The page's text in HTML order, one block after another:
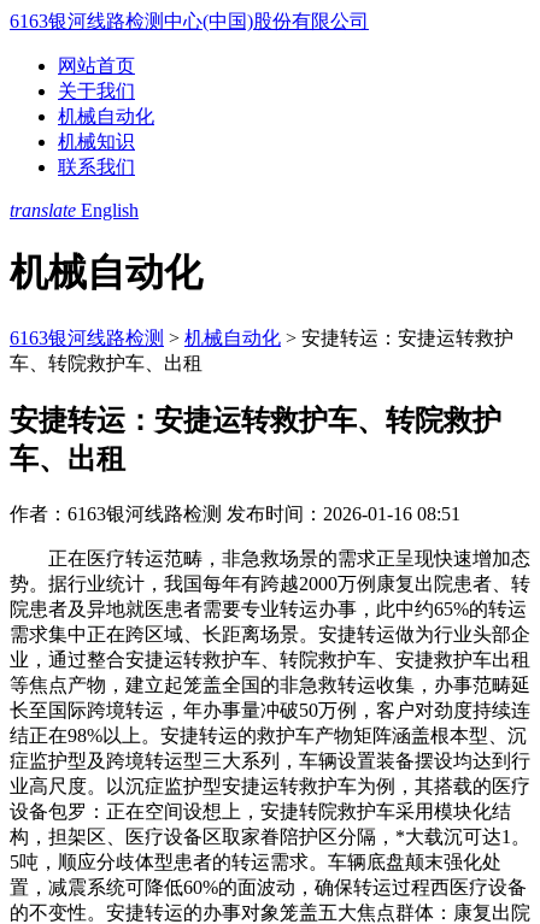
6163银河线路检测中心(中国)股份有限公司
网站首页
关于我们
机械自动化
机械知识
联系我们
translate English
机械自动化
6163银河线路检测 > 机械自动化 > 安捷转运：安捷运转救护
车、转院救护车、出租
安捷转运：安捷运转救护车、转院救护
车、出租
作者：6163银河线路检测 发布时间：2026-01-16 08:51
正在医疗转运范畴，非急救场景的需求正呈现快速增加态
势。据行业统计，我国每年有跨越2000万例康复出院患者、转
院患者及异地就医患者需要专业转运办事，此中约65%的转运
需求集中正在跨区域、长距离场景。安捷转运做为行业头部企
业，通过整合安捷运转救护车、转院救护车、安捷救护车出租
等焦点产物，建立起笼盖全国的非急救转运收集，办事范畴延
长至国际跨境转运，年办事量冲破50万例，客户对劲度持续连
结正在98%以上。安捷转运的救护车产物矩阵涵盖根本型、沉
症监护型及跨境转运型三大系列，车辆设置装备摆设均达到行
业高尺度。以沉症监护型安捷运转救护车为例，其搭载的医疗
设备包罗：正在空间设想上，安捷转院救护车采用模块化结
构，担架区、医疗设备区取家眷陪护区分隔，*大载沉可达1。
5吨，顺应分歧体型患者的转运需求。车辆底盘颠末强化处
置，减震系统可降低60%的面波动，确保转运过程西医疗设备
的不变性。安捷转运的办事对象笼盖五大焦点群体：康复出院